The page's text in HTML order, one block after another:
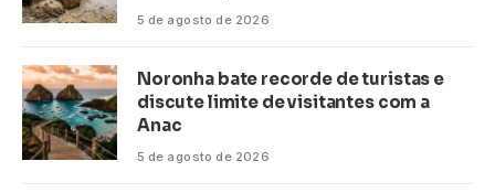
5 de agosto de 2026
Noronha bate recorde de turistas e
discute limite de visitantes com a
Anac
5 de agosto de 2026